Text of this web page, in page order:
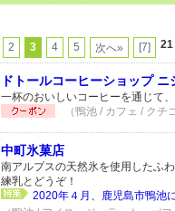
2 3 4 5 次へ» [7] 21
ドトールコーヒーショップ
一杯のおいしいコーヒーを通じて
（鴨池 / カフェ / クチ
中町氷菓店
南アルプスの天然氷を使用したふ
練乳とどうぞ！
2020年４月、鹿児島市鴨池